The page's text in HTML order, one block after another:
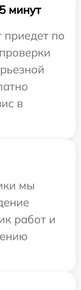
минут
приедет по
в
мы
работ и